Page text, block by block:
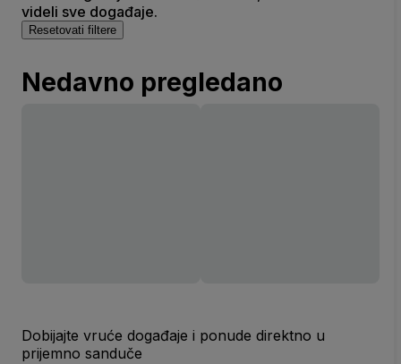
videli sve događaje.
Resetovati filtere
Nedavno pregledano
Dobijajte vruće događaje i ponude direktno u
prijemno sanduče